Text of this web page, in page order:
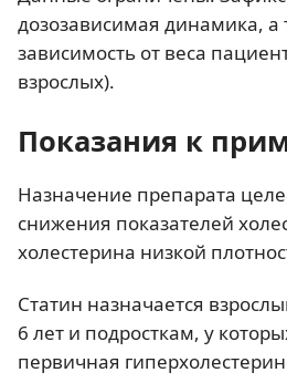
дозозависимая динамика, а
зависимость от веса
взрослых).
Показания к
Назначение препарата
снижения показателей
холестерина низкой
Статин назначается
6 лет и подросткам, у
первичная